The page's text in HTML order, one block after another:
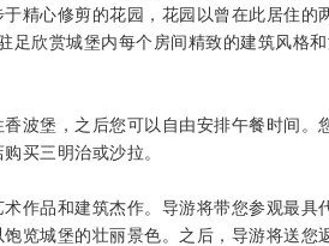
精心修剪的花园，花园以曾在此居住的
欣赏城堡内每个房间精致的建筑风格
波堡，之后您可以自由安排午餐时间。
买三明治或沙拉。
作品和建筑杰作。导游将带您参观最具
览城堡的壮丽景色。之后，导游将送您